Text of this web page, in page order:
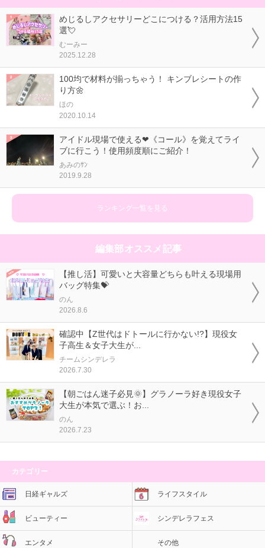
めじるしアクセサリーどこにつける？活用方法15
選💘
むーみー
2025.12.28
100均で材料が揃っちゃう！ キンブレシートの作
り方🌼
ほの
2020.10.14
アイドル現場で使える❤《コール》を覚えてライ
ブに行こう！使用頻度順にご紹介！
あみのｻﾝ
2019.9.28
ランキング一覧を見る
編集部オススメ記事
【推し活】可愛いと大容量どちらも叶える現場用
バッグ特集💝
のん
2026.8.6
確認中【Z世代はドトールに行かない!?】現役女
子高生＆女子大生が...
チームシンデレラ
2026.7.30
【朝ごはん迷子必見🌞】グラノーラ好き現役女子
大生が本気で選ぶ！お...
のん
2026.7.23
カテゴリー
日経ギャルズ ライフスタイル
ビューティー シンデレラフェス
エンタメ その他